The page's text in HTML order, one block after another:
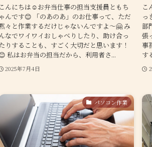
こんにちは☺️お弁当仕事の担当支援員ともち
ゃんです😊 「のあのあ」のお仕事って、ただ
々と作業するだけじゃないんですよ～🤗 み
なでワイワイおしゃべりしたり、助け合っ
りすることも、すごく大切だと思います！
私はお弁当の担当だから、利用者さ...
2025年7月4日
こ
っ
部
張
事
す
パソコン作業